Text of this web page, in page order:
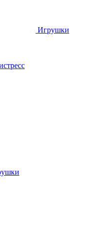
Игрушки